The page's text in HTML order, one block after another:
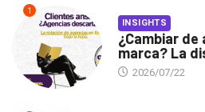
1
INSIGHTS
¿Cambiar de
marca? La
2026/07/22